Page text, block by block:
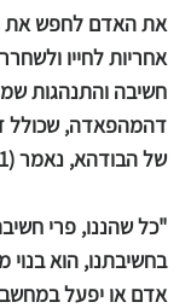
את האדם לחפש את
אחריות לחייו
חשיבה והתנהגות
דהמהפאדה, שכולל
של הבודהא, נאמר (1):
"כל שהננו, פרי
בחשיבתנו, הוא
אדם או יפעל